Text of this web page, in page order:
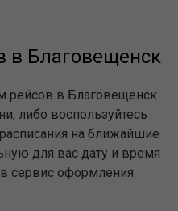
в Благовещенск
рейсов в Благовещенск
либо воспользуйтесь
на ближайшие
для вас дату и время
сервис оформления